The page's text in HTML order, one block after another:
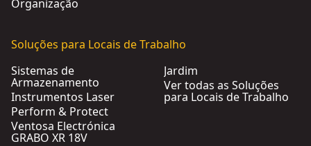
Organização
Soluções para Locais de Trabalho
Sistemas de
Armazenamento
Instrumentos Laser
Perform & Protect
Ventosa Electrónica
GRABO XR 18V
Jardim
Ver todas as Soluções
para Locais de Trabalho